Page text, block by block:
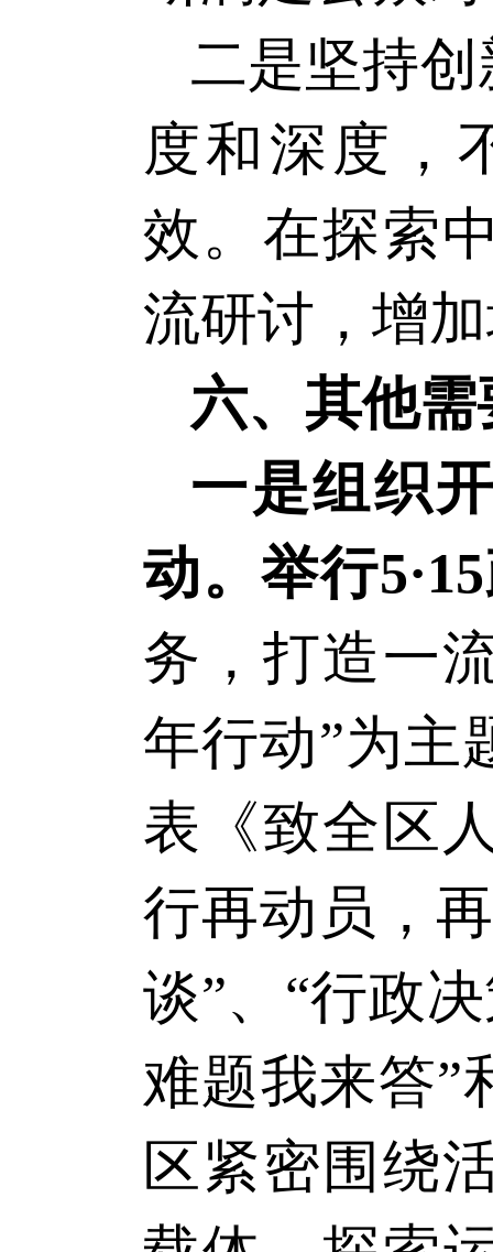
二是坚持
度和深度，
效。在探索
流研讨，增
六、其他
一是组织
动。举行
务，打造一
年行动”为主
表《致全区
行再动员，
谈”、“行政
难题我来答”
区紧密围绕